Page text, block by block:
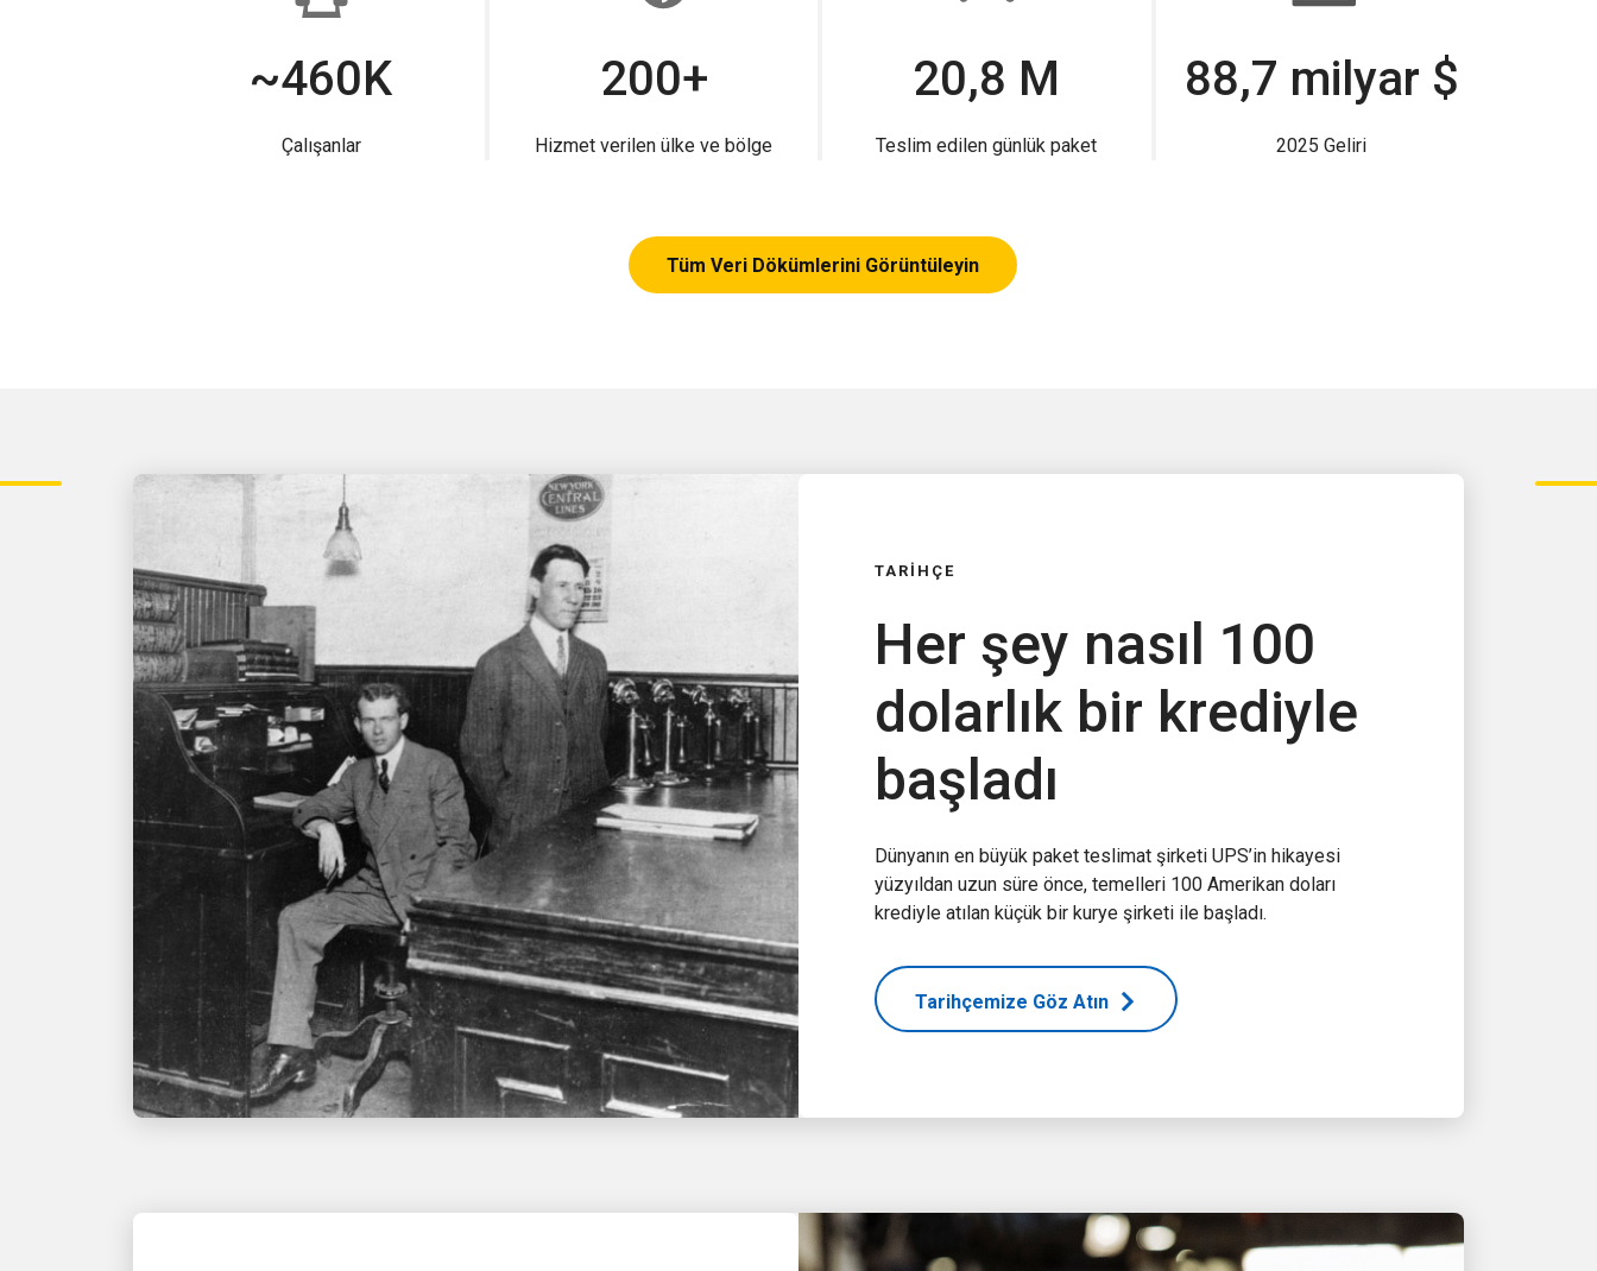
~460K
Çalışanlar
200+
Hizmet verilen ülke ve bölge
20,8 M
Teslim edilen günlük paket
88,7 milyar $
2025 Geliri
Tüm Veri Dökümlerini Görüntüleyin
TARİHÇE
Her şey nasıl 100
dolarlık bir krediyle
başladı
Dünyanın en büyük paket teslimat şirketi UPS’in hikayesi
yüzyıldan uzun süre önce, temelleri 100 Amerikan doları
krediyle atılan küçük bir kurye şirketi ile başladı.
Tarihçemize Göz Atın